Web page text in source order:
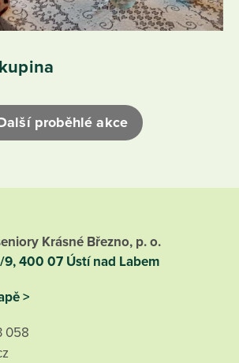
proběhlé akce
Krásné Březno, p. o.
9, 400 07 Ústí nad Labem
>
058